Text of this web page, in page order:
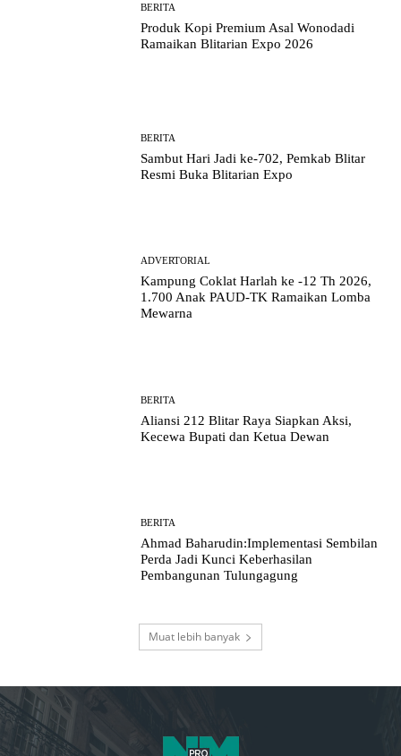
BERITA
Produk Kopi Premium Asal Wonodadi
Ramaikan Blitarian Expo 2026
BERITA
Sambut Hari Jadi ke-702, Pemkab Blitar
Resmi Buka Blitarian Expo
ADVERTORIAL
Kampung Coklat Harlah ke -12 Th 2026,
1.700 Anak PAUD-TK Ramaikan Lomba
Mewarna
BERITA
Aliansi 212 Blitar Raya Siapkan Aksi,
Kecewa Bupati dan Ketua Dewan
BERITA
Ahmad Baharudin:Implementasi Sembilan
Perda Jadi Kunci Keberhasilan
Pembangunan Tulungagung
Muat lebih banyak